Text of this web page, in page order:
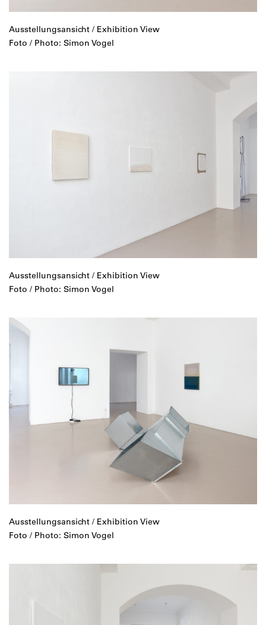
Ausstellungsansicht / Exhibition View
Foto / Photo: Simon Vogel
Ausstellungsansicht / Exhibition View
Foto / Photo: Simon Vogel
Ausstellungsansicht / Exhibition View
Foto / Photo: Simon Vogel